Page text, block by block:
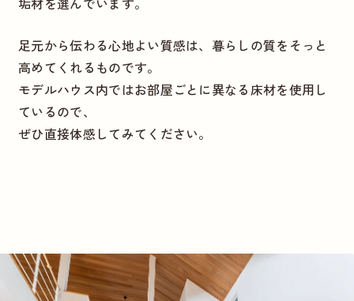
足元から伝わる心地よい質感は、暮らしの質をそっと
高めてくれるものです。
モデルハウス内ではお部屋ごとに異なる床材を使用し
ているので、
ぜひ直接体感してみてください。